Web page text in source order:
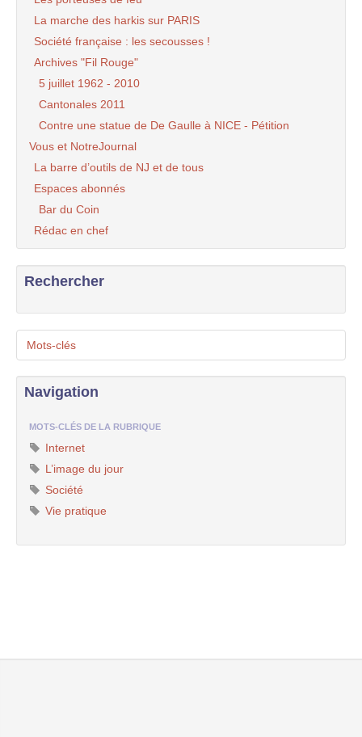
La marche des harkis sur PARIS
Société française : les secousses !
Archives "Fil Rouge"
5 juillet 1962 - 2010
Cantonales 2011
Contre une statue de De Gaulle à NICE - Pétition
Vous et NotreJournal
La barre d’outils de NJ et de tous
Espaces abonnés
Bar du Coin
Rédac en chef
Rechercher
Mots-clés
Navigation
MOTS-CLÉS DE LA RUBRIQUE
Internet
L’image du jour
Société
Vie pratique